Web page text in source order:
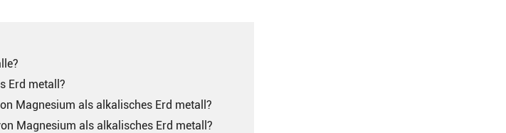
Erd metall?
Magnesium als alkalisches Erd metall?
Magnesium als alkalisches Erd metall?